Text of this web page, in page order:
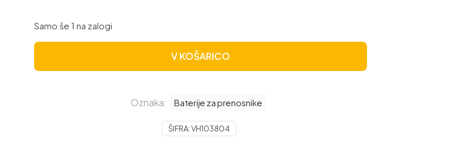
Samo še 1 na zalogi
V KOŠARICO
Oznaka: Baterije za prenosnike
ŠIFRA:VH103804